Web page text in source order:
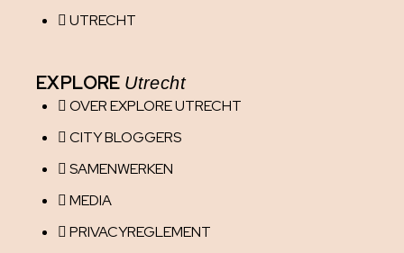
UTRECHT
EXPLORE Utrecht
OVER EXPLORE UTRECHT
CITY BLOGGERS
SAMENWERKEN
MEDIA
PRIVACYREGLEMENT